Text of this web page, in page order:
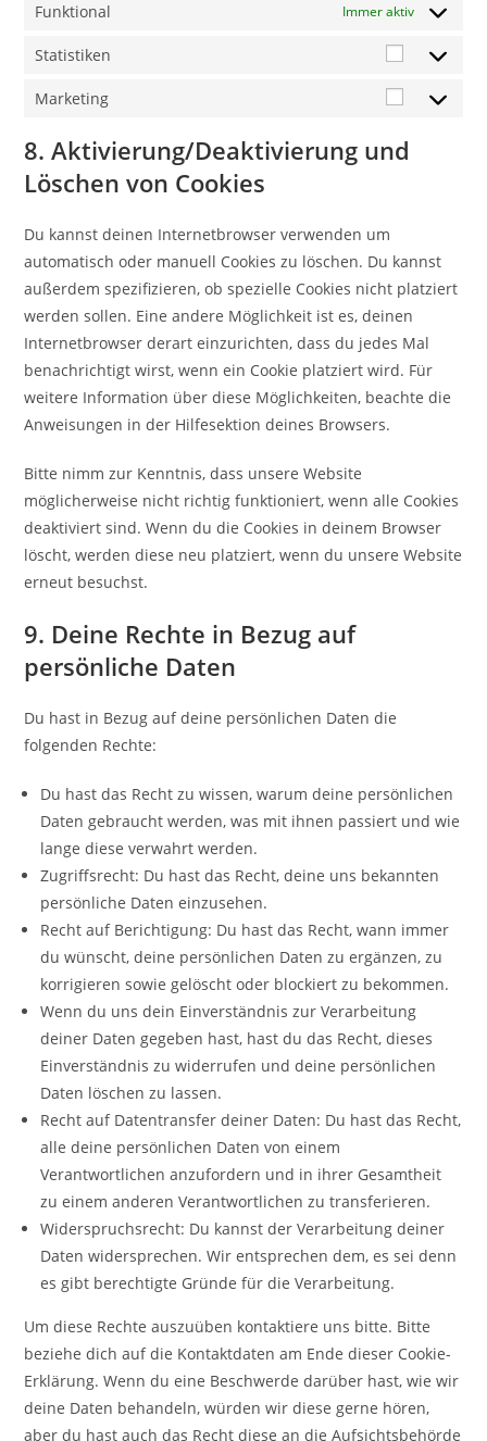
Funktional Immer aktiv
Statistiken
Marketing
8. Aktivierung/Deaktivierung und
Löschen von Cookies
Du kannst deinen Internetbrowser verwenden um
automatisch oder manuell Cookies zu löschen. Du kannst
außerdem spezifizieren, ob spezielle Cookies nicht platziert
werden sollen. Eine andere Möglichkeit ist es, deinen
Internetbrowser derart einzurichten, dass du jedes Mal
benachrichtigt wirst, wenn ein Cookie platziert wird. Für
weitere Information über diese Möglichkeiten, beachte die
Anweisungen in der Hilfesektion deines Browsers.
Bitte nimm zur Kenntnis, dass unsere Website
möglicherweise nicht richtig funktioniert, wenn alle Cookies
deaktiviert sind. Wenn du die Cookies in deinem Browser
löscht, werden diese neu platziert, wenn du unsere Website
erneut besuchst.
9. Deine Rechte in Bezug auf
persönliche Daten
Du hast in Bezug auf deine persönlichen Daten die
folgenden Rechte:
Du hast das Recht zu wissen, warum deine persönlichen
Daten gebraucht werden, was mit ihnen passiert und wie
lange diese verwahrt werden.
Zugriffsrecht: Du hast das Recht, deine uns bekannten
persönliche Daten einzusehen.
Recht auf Berichtigung: Du hast das Recht, wann immer
du wünscht, deine persönlichen Daten zu ergänzen, zu
korrigieren sowie gelöscht oder blockiert zu bekommen.
Wenn du uns dein Einverständnis zur Verarbeitung
deiner Daten gegeben hast, hast du das Recht, dieses
Einverständnis zu widerrufen und deine persönlichen
Daten löschen zu lassen.
Recht auf Datentransfer deiner Daten: Du hast das Recht,
alle deine persönlichen Daten von einem
Verantwortlichen anzufordern und in ihrer Gesamtheit
zu einem anderen Verantwortlichen zu transferieren.
Widerspruchsrecht: Du kannst der Verarbeitung deiner
Daten widersprechen. Wir entsprechen dem, es sei denn
es gibt berechtigte Gründe für die Verarbeitung.
Um diese Rechte auszuüben kontaktiere uns bitte. Bitte
beziehe dich auf die Kontaktdaten am Ende dieser Cookie-
Erklärung. Wenn du eine Beschwerde darüber hast, wie wir
deine Daten behandeln, würden wir diese gerne hören,
aber du hast auch das Recht diese an die Aufsichtsbehörde